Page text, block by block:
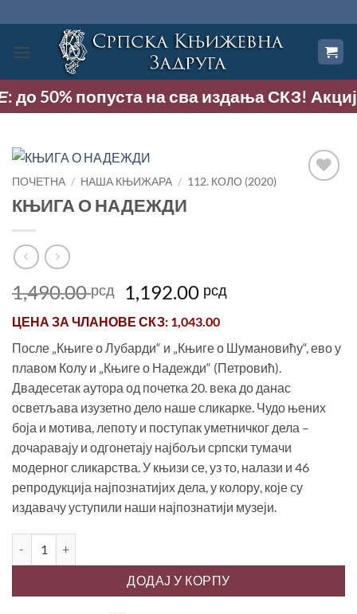
на
садржај
: до 50% попуста на сва издања СКЗ!
ПОЧЕТНА / НАША КЊИЖАРА / 112. КОЛО (2020)
КЊИГА О НАДЕЖДИ
1,490.00рсд
Оригинална
је
била:
1,490.00 рсд.
1,192.00 рсдТренутна
1,192.00 рсд.
ЦЕНА ЗА ЧЛАНОВЕ СКЗ: 1,043.00
После „Књиге о Лубарди“ и „Књиге о Шумановићу“, ево у
плавом Колу и „Књиге о Надежди“ (Петровић).
Двадесетак аутора од почетка 20. века до данас
осветљава изузетно дело наше сликарке. Чудо њених
боја и мотива, лепоту и поступак уметничког дела –
дочаравају и одгонетају најбољи српски тумачи
модерног сликарства. У књизи се, уз то, налази и 46
репродукција најпознатијих дела, у колору, које су
издавачу уступили наши најпознатији музеји.
ДОДАЈ У КОРПУ